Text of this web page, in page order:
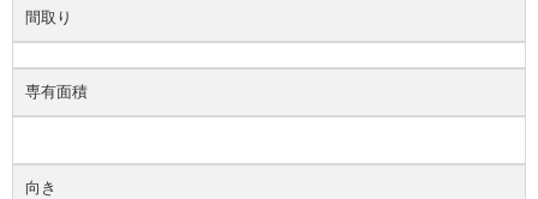
間取り
専有面積
向き